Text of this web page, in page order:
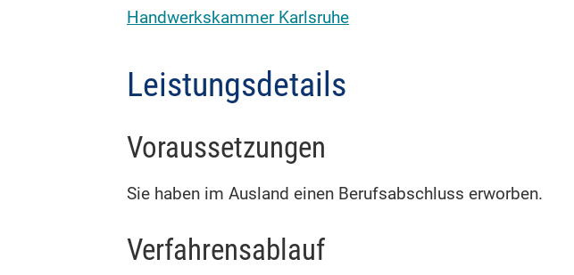
Handwerkskammer Karlsruhe
Leistungsdetails
Voraussetzungen
Sie haben im Ausland einen Berufsabschluss erworben.
Verfahrensablauf